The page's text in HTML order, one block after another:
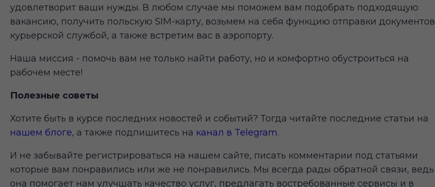
удовлетворит ваши нужды. В любом случае мы поможем вам подобрать подходящую
вакансию, получить польскую SIM-карту, возьмем на себя функцию отправки документов
курьерской службой, а также встретим вас в аэропорту.
Наша миссия - помочь вам не только найти работу, но и комфортно обустроиться на
рабочем месте!
Полезные советы
Хотите быть в курсе последних новостей и событий? Тогда читайте последние статьи на
нашем блоге, а также подпишитесь на канал в Telegram.
И не забывайте регистрироваться на нашем сайте, писать комментарии под статьями
которые вам понравились или же не понравились. Мы всегда рады обратной связи, ведь
она помогает нам улучшать качество услуг, предлагать востребованные сервисы и в